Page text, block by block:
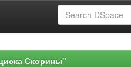
Скорины"